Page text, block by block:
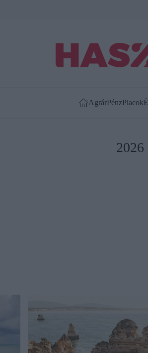
AgrárPénzPiacok
2026